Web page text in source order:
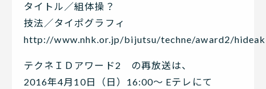
タイトル／組体操？
技法／タイポグラフィ
http://www.nhk.or.jp/bijutsu/techne/award2/
テクネＩＤアワード2 の再放送は、
2016年4月10日（日）16:00～ Eテレにて